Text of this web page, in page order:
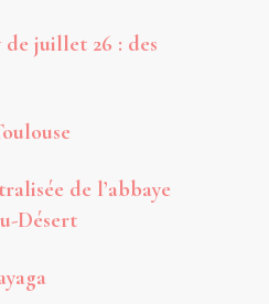
juillet 26 : des
de l’abbaye
Désert